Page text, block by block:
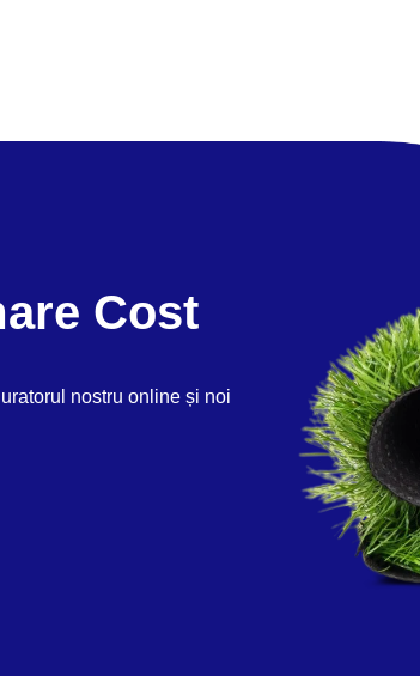
Cost
nostru online și noi